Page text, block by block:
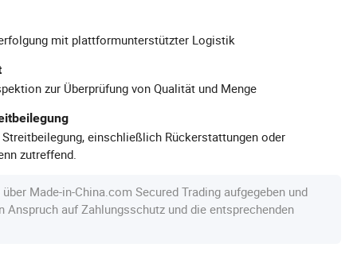
mit plattformunterstützter Logistik
zur Überprüfung von Qualität und Menge
einschließlich Rückerstattungen oder
zutreffend.
Made-in-China.com Secured Trading aufgegeben und
Anspruch auf Zahlungsschutz und die entsprechenden